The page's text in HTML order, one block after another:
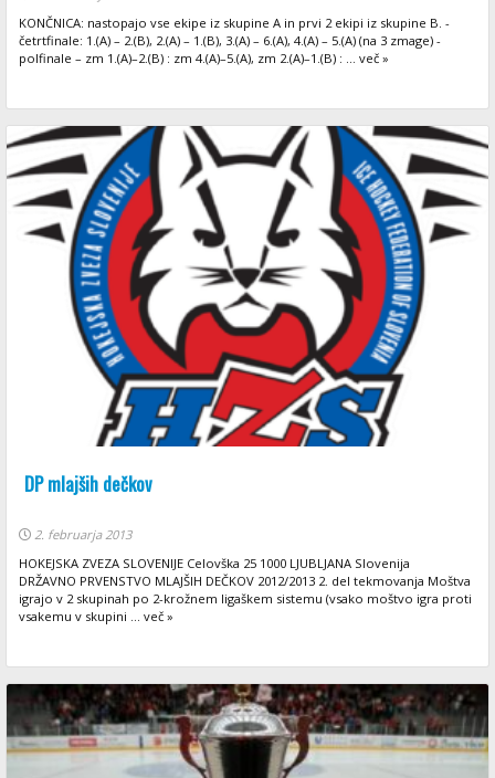
KONČNICA: nastopajo vse ekipe iz skupine A in prvi 2 ekipi iz skupine B. -
četrtfinale: 1.(A) – 2.(B), 2.(A) – 1.(B), 3.(A) – 6.(A), 4.(A) – 5.(A) (na 3 zmage) -
polfinale – zm 1.(A)–2.(B) : zm 4.(A)–5.(A), zm 2.(A)–1.(B) : ... več »
DP mlajših dečkov
2. februarja 2013
HOKEJSKA ZVEZA SLOVENIJE Celovška 25 1000 LJUBLJANA Slovenija
DRŽAVNO PRVENSTVO MLAJŠIH DEČKOV 2012/2013 2. del tekmovanja Moštva
igrajo v 2 skupinah po 2-krožnem ligaškem sistemu (vsako moštvo igra proti
vsakemu v skupini ... več »